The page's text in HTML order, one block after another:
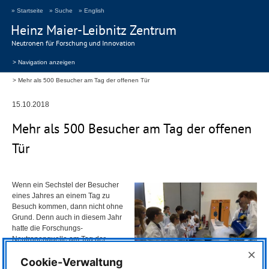
Heinz Maier-Leibnitz Zentrum
Neutronen für Forschung und Innovation
» Startseite » Suche » English
> Navigation anzeigen
Mehr als 500 Besucher am Tag der offenen Tür
15.10.2018
Mehr als 500 Besucher am Tag der offenen
Tür
Wenn ein Sechstel der Besucher
eines Jahres an einem Tag zu
Besuch kommen, dann nicht ohne
Grund. Denn auch in diesem Jahr
hatte die Forschungs-
Neutronenquelle am Tag der
Cookie-Verwaltung ×